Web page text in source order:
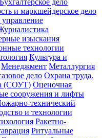
Бухгалтерское дело
и маркшейдерское дело
изыскания
технологии
Культура и
Менеджмент Металлургия
дело Охрана труда.
(СОУТ) Оценочная
сооружения и лифты
технический
и технологии
Ракетно-
Ритуальные